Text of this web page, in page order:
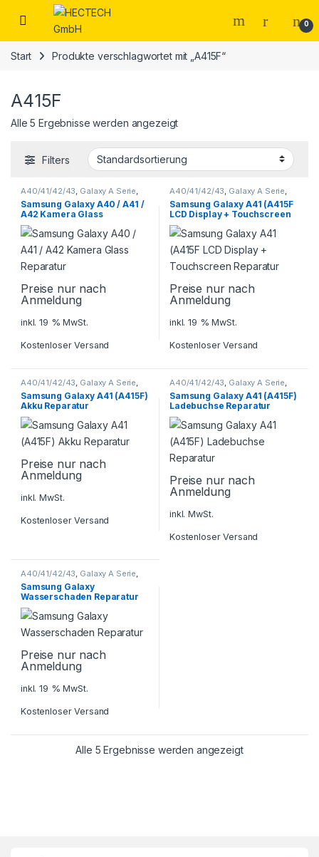
Open 0
Start Produkte verschlagwortet mit „A415F“
A415F
Alle 5 Ergebnisse werden angezeigt
Filters
A40/41/42/43, Galaxy A Serie,
Samsung Smartphone
Reparatur
Samsung Galaxy A40 / A41 /
A42 Kamera Glass
Reparatur
Preise nur nach
Anmeldung
inkl. 19 % MwSt.
Kostenloser Versand
A40/41/42/43, Galaxy A Serie,
Samsung Smartphone
Reparatur
Samsung Galaxy A41 (A415F
LCD Display + Touchscreen
Reparatur
Preise nur nach
Anmeldung
inkl. 19 % MwSt.
Kostenloser Versand
A40/41/42/43, Galaxy A Serie,
Samsung Smartphone
Reparatur
Samsung Galaxy A41 (A415F)
Akku Reparatur
Preise nur nach
Anmeldung
inkl. MwSt.
Kostenloser Versand
A40/41/42/43, Galaxy A Serie,
Samsung Smartphone
Reparatur
Samsung Galaxy A41 (A415F)
Ladebuchse Reparatur
Preise nur nach
Anmeldung
inkl. MwSt.
Kostenloser Versand
A40/41/42/43, Galaxy A Serie,
Samsung Smartphone
Reparatur
Samsung Galaxy
Wasserschaden Reparatur
Preise nur nach
Anmeldung
inkl. 19 % MwSt.
Kostenloser Versand
Alle 5 Ergebnisse werden angezeigt